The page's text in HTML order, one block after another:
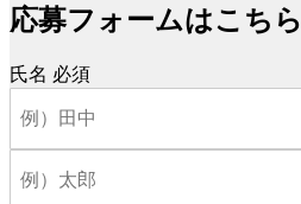
応募フォームはこちら
氏名 必須